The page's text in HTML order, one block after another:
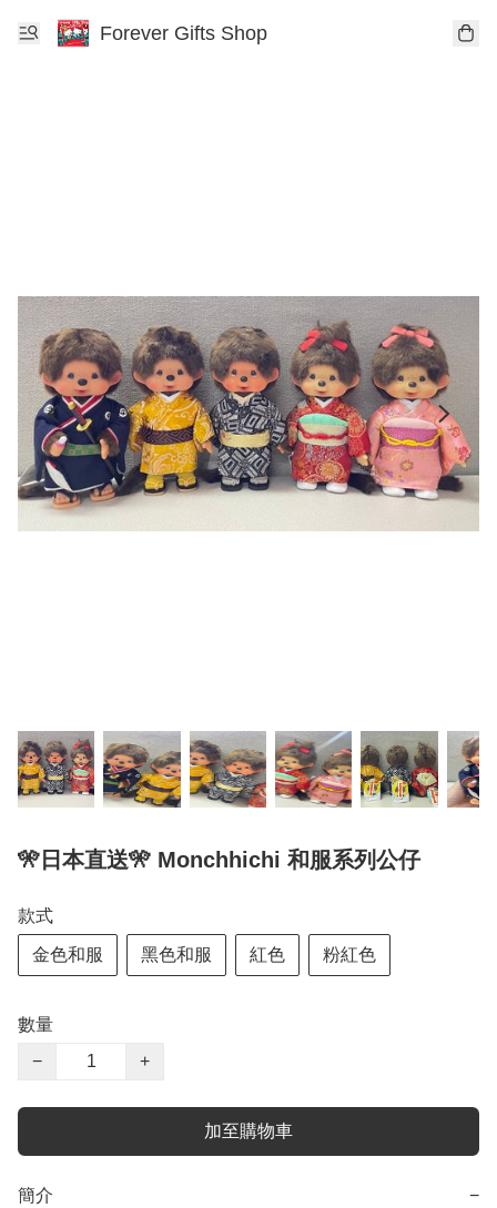
Forever Gifts Shop
🎌日本直送🎌 Monchhichi 和服系列公仔
款式
金色和服 黑色和服 紅色 粉紅色
數量
−
+
加至購物車
簡介 −